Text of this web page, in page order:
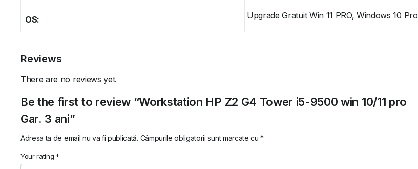
OS: Upgrade Gratuit Win 11 PRO, Windows 10 Pro
Reviews
There are no reviews yet.
Be the first to review “Workstation HP Z2 G4 Tower i5-9500 win 10/11 pro
Gar. 3 ani”
Adresa ta de email nu va fi publicată. Câmpurile obligatorii sunt marcate cu*
Your rating *